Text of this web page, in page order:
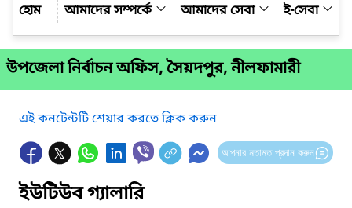
আমাদের সম্পর্কে
আমাদের সেবা ই-সেবা
উপজেলা নির্বাচন অফিস, সৈয়দপুর, নীলফামারী
এই কনটেন্টটি শেয়ার করতে ক্লিক করুন
আপনার মতামত প্রদান করুন
ইউটিউব গ্যালারি